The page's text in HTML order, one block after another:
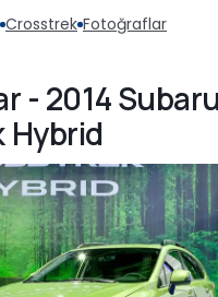
Crosstrek Fotoğraflar
- 2014
Hybrid